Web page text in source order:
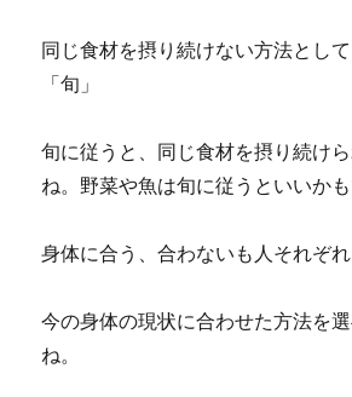
同じ食材を摂り続けない方法とし
「旬」
旬に従うと、同じ食材を摂り続け
ね。野菜や魚は旬に従うといいかも
身体に合う、合わないも人それぞれ
今の身体の現状に合わせた方法を
ね。